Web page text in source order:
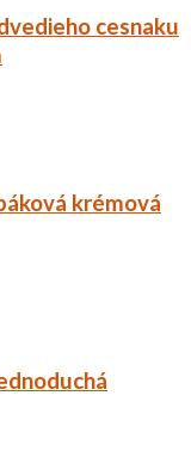
cesnaku
krémová